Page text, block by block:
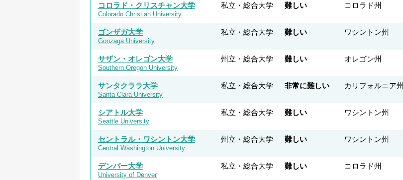
コロラド州
私立・総合大学
コロラド・クリスチャン大学
Colorado Christian University
難しい
ワシントン州
私立・総合大学
ゴンザガ大学
Gonzaga University
難しい
オレゴン州
州立・総合大学
サザン・オレゴン大学
Southern Oregon University
難しい
カリフォルニア州
私立・総合大学
サンタクララ大学
Santa Clara University
非常に難しい
ワシントン州
私立・総合大学
シアトル大学
Seattle University
難しい
ワシントン州
州立・総合大学
セントラル・ワシントン大学
Central Washington University
難しい
コロラド州
私立・総合大学
デンバー大学
University of Denver
難しい